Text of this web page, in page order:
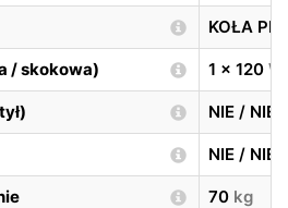
KOŁA
/ skokowa) 1 x 120 W
NIE / NIE
NIE / NIE
70 kg